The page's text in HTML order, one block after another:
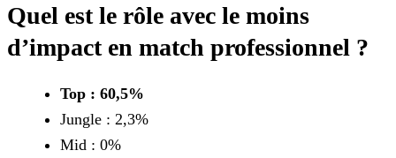
Quel est le rôle avec le moins
d’impact en match professionnel ?
Top : 60,5%
Jungle : 2,3%
Mid : 0%